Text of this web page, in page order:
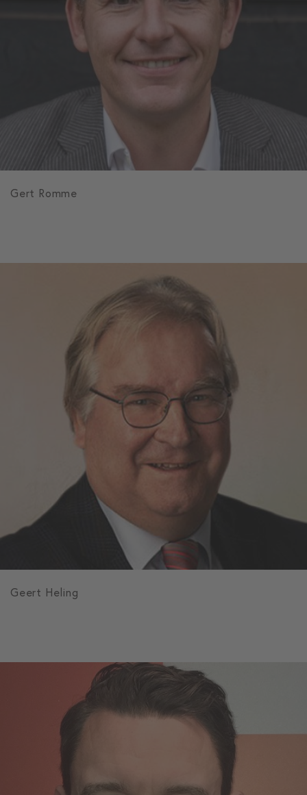
Gert Romme
Geert Heling